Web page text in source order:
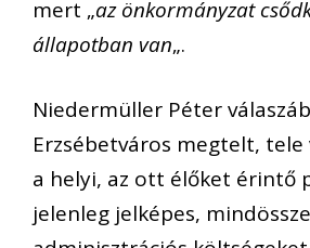
mert „az önkormányzat
állapotban van„.
Niedermüller Péter
Erzsébetváros megtelt,
a helyi, az ott élőket érintő
jelenleg jelképes,